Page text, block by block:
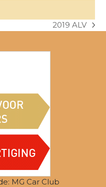
next
2019 ALV
MG Car Club